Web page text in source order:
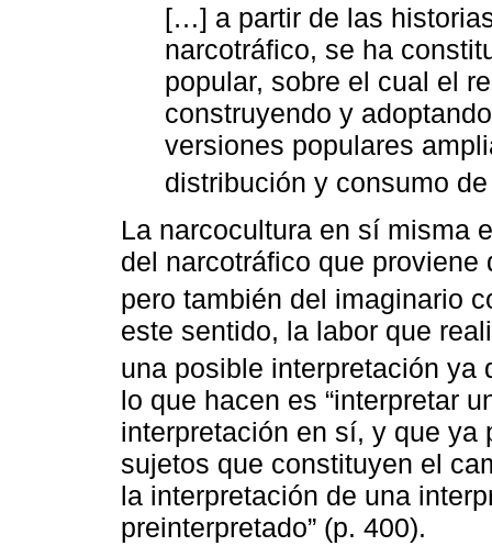
[…] a partir de las
narcotráfico, se ha
popular, sobre el cual el
construyendo y
versiones populares
distribución y consumo
La narcocultura en sí misma
del narcotráfico que
pero también del imaginario
este sentido, la labor que
una posible interpretación
lo que hacen es “interpretar
interpretación en sí, y que ya
sujetos que constituyen el
la interpretación de una
preinterpretado” (p. 400).